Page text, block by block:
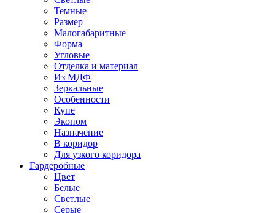
Темные
Размер
Малогабаритные
Форма
Угловые
Отделка и материал
Из МДФ
Зеркальные
Особенности
Купе
Эконом
Назначение
В коридор
Для узкого коридора
Гардеробные
Цвет
Белые
Светлые
Серые